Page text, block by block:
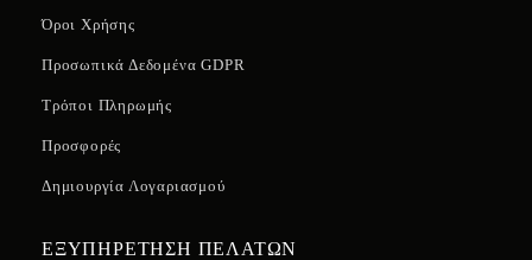
Όροι Χρήσης
Προσωπικά Δεδομένα GDPR
Τρόποι Πληρωμής
Προσφορές
Δημιουργία Λογαριασμού
ΕΞΥΠΗΡΕΤΗΣΗ ΠΕΛΑΤΩΝ